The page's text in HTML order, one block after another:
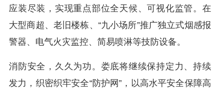
应装尽装，实现重点部位全天候、可视化监管。在
大型商超、老旧楼栋、“九小场所”推广独立式烟感报
警器、电气火灾监控、简易喷淋等技防设备。
消防安全，久久为功。娄底将继续保持定力、持续
发力，织密织牢安全“防护网”，以高水平安全保障高